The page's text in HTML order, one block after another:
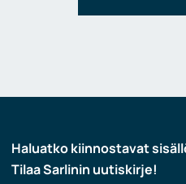
Haluatko kiinnostavat
Tilaa Sarlinin uutiskirje!